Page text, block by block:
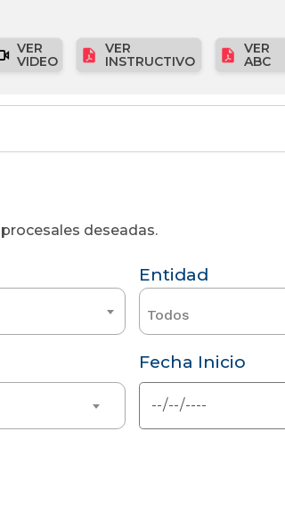
VER
VIDEO
VER
INSTRUCTIVO
VER
ABC
deseadas.
Entidad
Todos
Fecha Inicio